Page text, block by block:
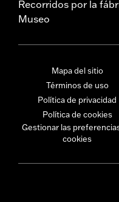
Recorridos por la
Museo
Mapa del sitio
Términos de uso
Política de privacidad
Política de cookies
Gestionar las
cookies